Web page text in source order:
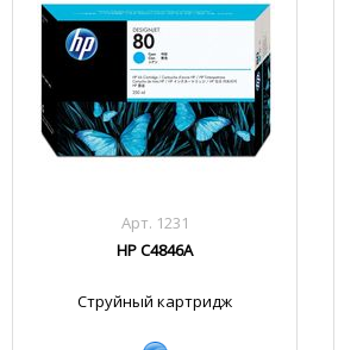
Арт. 1231
HP C4846A
Струйный картридж